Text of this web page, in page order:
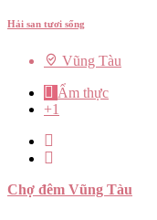
Hải san tươi sống
Vũng Tàu
Ẩm thực
+1
Chợ đêm Vũng Tàu